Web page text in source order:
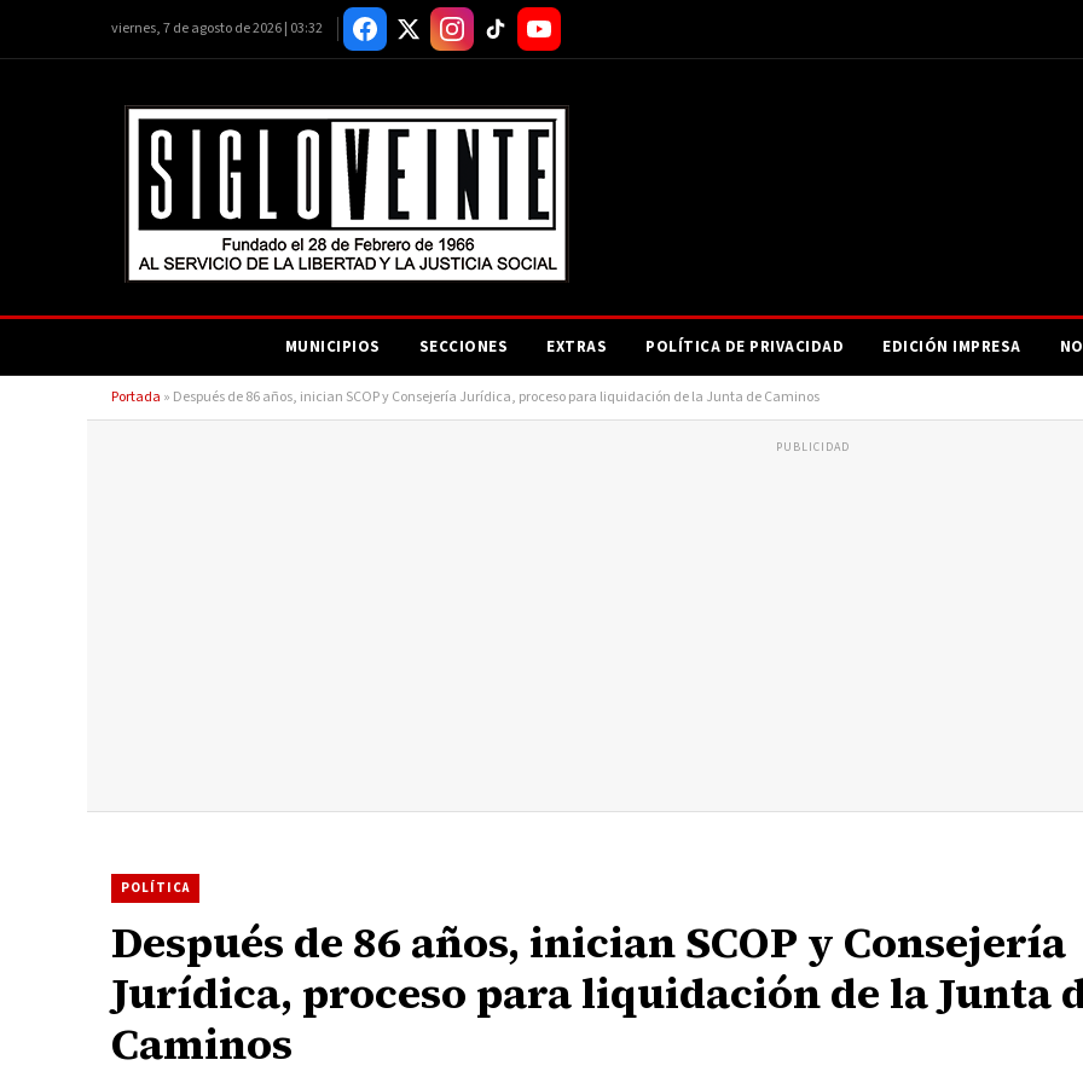
viernes, 7 de agosto de 2026 | 03:32
MUNICIPIOS SECCIONES EXTRAS POLÍTICA DE PRIVACIDAD EDICIÓN IMPRESA
Portada » Después de 86 años, inician SCOP y Consejería Jurídica, proceso para liquidación de la Junta de Caminos
PUBLICIDAD
POLÍTICA
Después de 86 años, inician SCOP y Consejería
Jurídica, proceso para liquidación de la Junta
Caminos